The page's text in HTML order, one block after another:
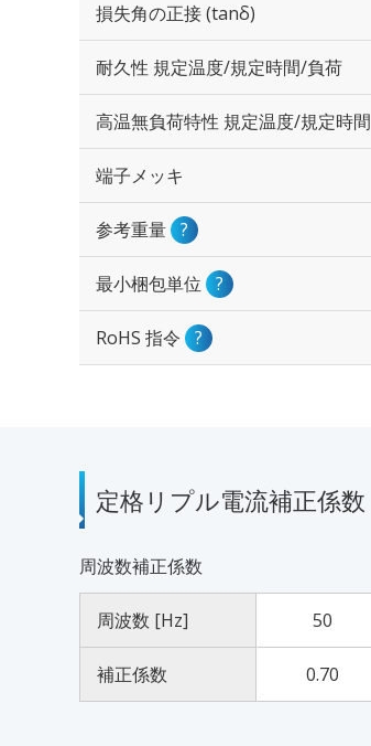
損失角の正接 (tanδ)
耐久性 規定温度/規定時間/負荷
高温無負荷特性 規定温度/規定時間
端子メッキ
参考重量 ?
最小梱包単位 ?
RoHS 指令 ?
定格リプル電流補正係数
周波数補正係数
周波数 [Hz] 50
補正係数 0.70